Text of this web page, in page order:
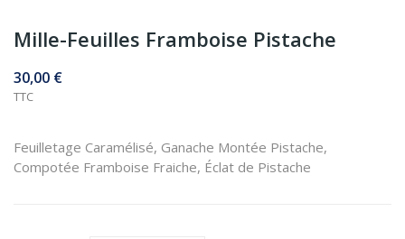
Mille-Feuilles Framboise Pistache
30,00 €
TTC
Feuilletage Caramélisé, Ganache Montée Pistache,
Compotée Framboise Fraiche, Éclat de Pistache